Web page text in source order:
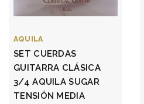
AQUILA
SET CUERDAS
GUITARRA CLÁSICA
3/4 AQUILA SUGAR
TENSIÓN MEDIA